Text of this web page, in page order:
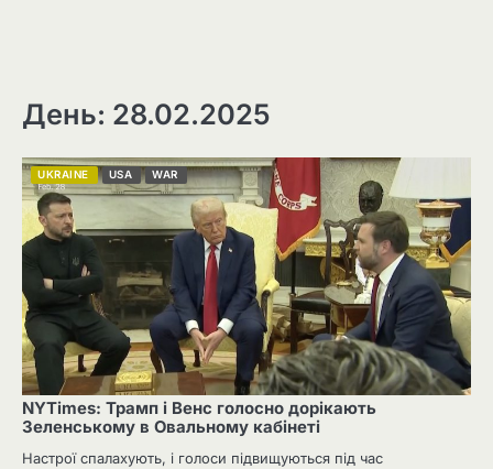
День: 28.02.2025
UKRAINE USA WAR
NYTimes: Трамп і Венс голосно дорікають
Зеленському в Овальному кабінеті
Настрої спалахують, і голоси підвищуються під час